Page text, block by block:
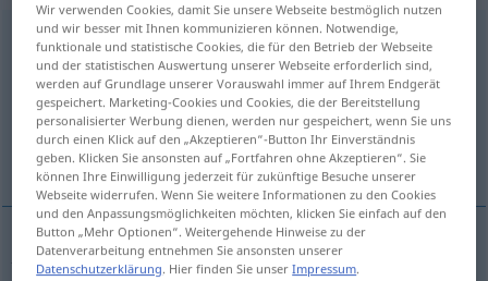
Umgebungf
Übersicht aller Übersetzungen
(Für mehr Details die Übersetzung anklicken/antippen)
împrejurimi
împrejurimifpl Umgebung
Wir verwenden Cookies, damit Sie unsere Webseite bestmöglich nutzen
und wir besser mit Ihnen kommunizieren können. Notwendige,
funktionale und statistische Cookies, die für den Betrieb der Webseite
und der statistischen Auswertung unserer Webseite erforderlich sind,
werden auf Grundlage unserer Vorauswahl immer auf Ihrem Endgerät
gespeichert. Marketing-Cookies und Cookies, die der Bereitstellung
personalisierter Werbung dienen, werden nur gespeichert, wenn Sie uns
durch einen Klick auf den „Akzeptieren“-Button Ihr Einverständnis
geben. Klicken Sie ansonsten auf „Fortfahren ohne Akzeptieren“. Sie
können Ihre Einwilligung jederzeit für zukünftige Besuche unserer
Webseite widerrufen. Wenn Sie weitere Informationen zu den Cookies
und den Anpassungsmöglichkeiten möchten, klicken Sie einfach auf den
Button „Mehr Optionen“. Weitergehende Hinweise zu der
Datenverarbeitung entnehmen Sie ansonsten unserer
Datenschutzerklärung. Hier finden Sie unserImpressum.